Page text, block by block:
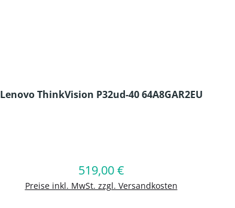
Lenovo ThinkVision P32ud-40 64A8GAR2EU
Regulärer Preis:
519,00 €
Preise inkl. MwSt. zzgl. Versandkosten
In den Warenkorb